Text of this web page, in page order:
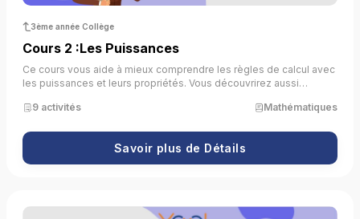
3ème année Collège
Cours 2 :Les Puissances
Ce cours vous aide à mieux comprendre les règles de calcul avec
les puissances et leurs propriétés. Vous découvrirez aussi
Grâce à des activités interactives, vous pourrez apprendre et
9 activités Mathématiques
Savoir plus de Détails